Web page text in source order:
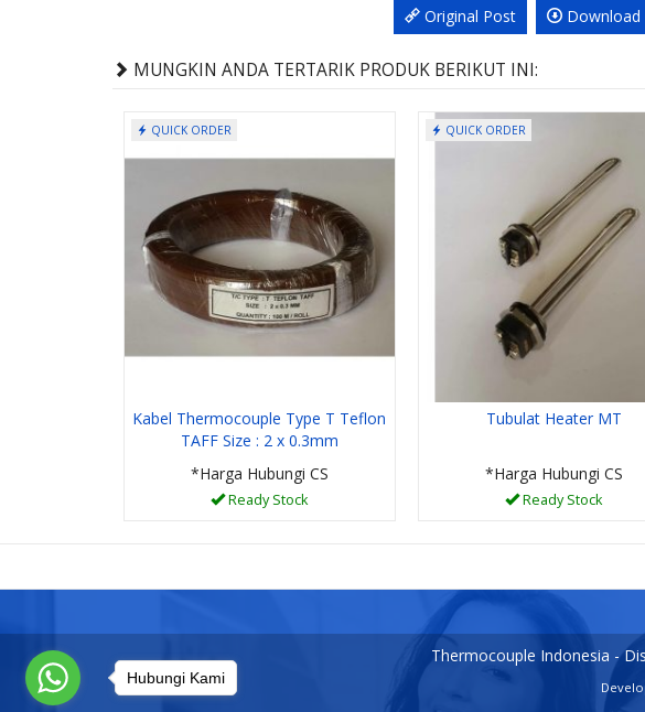
Original Post Download
MUNGKIN ANDA TERTARIK PRODUK BERIKUT INI:
QUICK ORDER
Kabel Thermocouple Type T Teflon
TAFF Size : 2 x 0.3mm
*Harga Hubungi CS
Ready Stock
QUICK ORDER
Tubulat Heater MT
*Harga Hubungi CS
Ready Stock
Thermocouple Indonesia -
Hubungi Kami